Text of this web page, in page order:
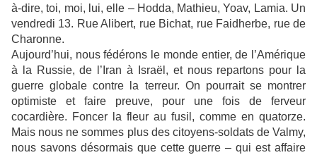
à-dire, toi, moi, lui, elle – Hodda, Mathieu, Yoav, Lamia. Un
vendredi 13. Rue Alibert, rue Bichat, rue Faidherbe, rue de
Charonne.
Aujourd’hui, nous fédérons le monde entier, de l’Amérique
à la Russie, de l’Iran à Israël, et nous repartons pour la
guerre globale contre la terreur. On pourrait se montrer
optimiste et faire preuve, pour une fois de ferveur
cocardière. Foncer la fleur au fusil, comme en quatorze.
Mais nous ne sommes plus des citoyens-soldats de Valmy,
nous savons désormais que cette guerre – qui est affaire